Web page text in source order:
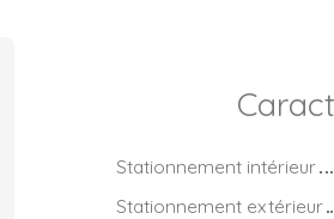
Stationnement intérieur
Stationnement extérieur